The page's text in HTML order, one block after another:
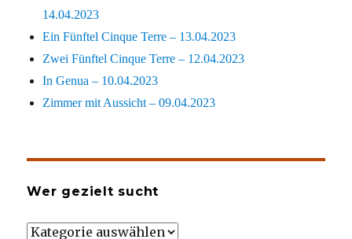
14.04.2023
Ein Fünftel Cinque Terre – 13.04.2023
Zwei Fünftel Cinque Terre – 12.04.2023
In Genua – 10.04.2023
Zimmer mit Aussicht – 09.04.2023
Wer gezielt sucht
Wer